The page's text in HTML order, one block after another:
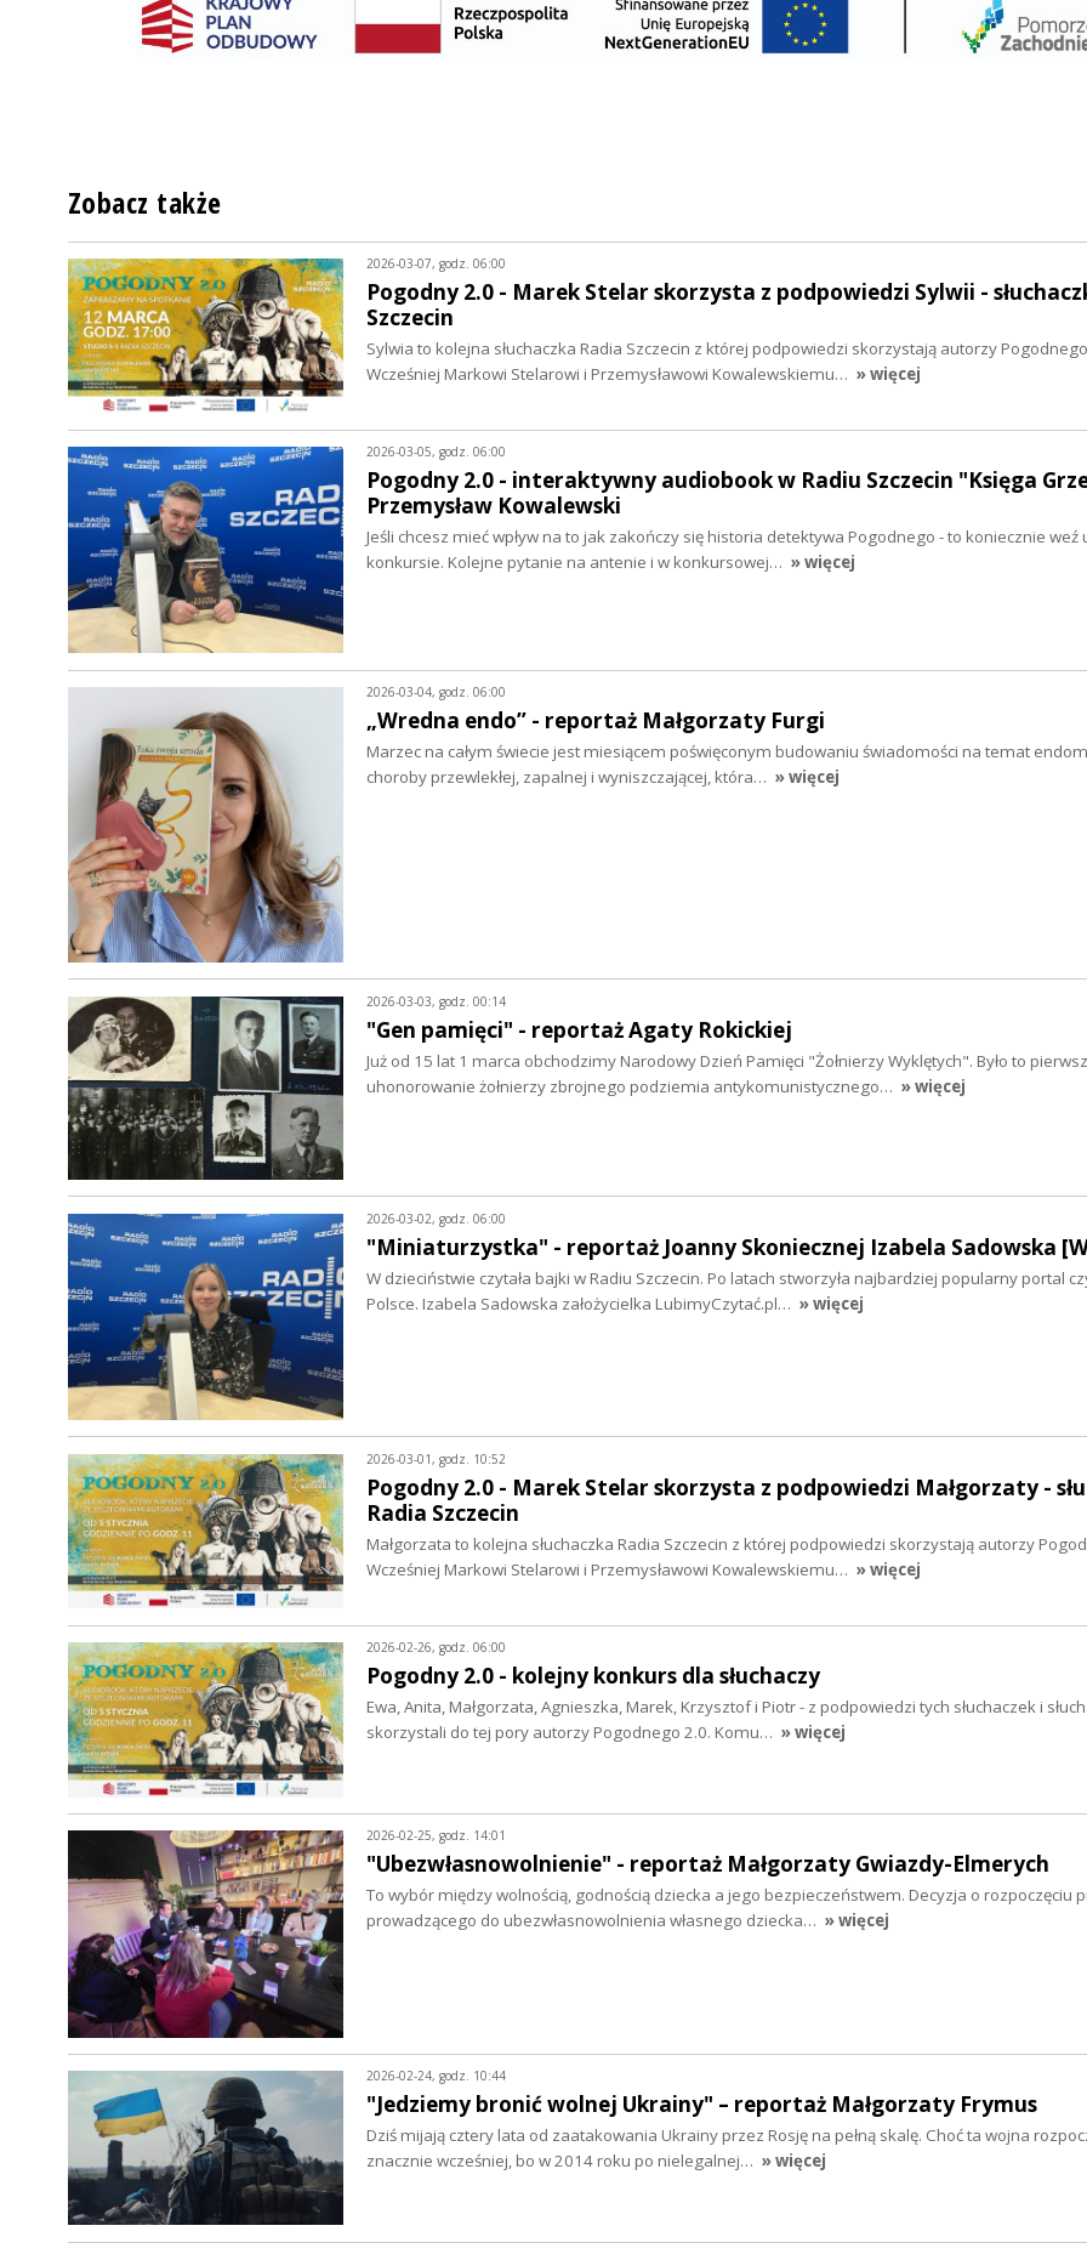
Zobacz także
2026-03-07, godz. 06:00
Pogodny 2.0 - Marek Stelar skorzysta z podpowiedzi Sylwii -
Szczecin
Sylwia to kolejna słuchaczka Radia Szczecin z której podpowiedzi skorzystają autorzy
Wcześniej Markowi Stelarowi i Przemysławowi Kowalewskiemu… » więcej
2026-03-05, godz. 06:00
Pogodny 2.0 - interaktywny audiobook w Radiu Szczecin "Księga
Przemysław Kowalewski
Jeśli chcesz mieć wpływ na to jak zakończy się historia detektywa Pogodnego - to koniecznie weź
konkursie. Kolejne pytanie na antenie i w konkursowej… » więcej
2026-03-04, godz. 06:00
„Wredna endo” - reportaż Małgorzaty Furgi
Marzec na całym świecie jest miesiącem poświęconym budowaniu świadomości na temat
choroby przewlekłej, zapalnej i wyniszczającej, która… » więcej
2026-03-03, godz. 00:14
"Gen pamięci" - reportaż Agaty Rokickiej
Już od 15 lat 1 marca obchodzimy Narodowy Dzień Pamięci "Żołnierzy Wyklętych". Było to
uhonorowanie żołnierzy zbrojnego podziemia antykomunistycznego… » więcej
2026-03-02, godz. 06:00
"Miniaturzystka" - reportaż Joanny Skoniecznej Izabela Sadowska
W dzieciństwie czytała bajki w Radiu Szczecin. Po latach stworzyła najbardziej popularny portal
Polsce. Izabela Sadowska założycielka LubimyCzytać.pl… » więcej
2026-03-01, godz. 10:52
Pogodny 2.0 - Marek Stelar skorzysta z podpowiedzi Małgorzaty -
Radia Szczecin
Małgorzata to kolejna słuchaczka Radia Szczecin z której podpowiedzi skorzystają autorzy
Wcześniej Markowi Stelarowi i Przemysławowi Kowalewskiemu… » więcej
2026-02-26, godz. 06:00
Pogodny 2.0 - kolejny konkurs dla słuchaczy
Ewa, Anita, Małgorzata, Agnieszka, Marek, Krzysztof i Piotr - z podpowiedzi tych słuchaczek i
skorzystali do tej pory autorzy Pogodnego 2.0. Komu… » więcej
2026-02-25, godz. 14:01
"Ubezwłasnowolnienie" - reportaż Małgorzaty Gwiazdy-Elmerych
To wybór między wolnością, godnością dziecka a jego bezpieczeństwem. Decyzja o rozpoczęciu
prowadzącego do ubezwłasnowolnienia własnego dziecka… » więcej
2026-02-24, godz. 10:44
"Jedziemy bronić wolnej Ukrainy" – reportaż Małgorzaty Frymus
Dziś mijają cztery lata od zaatakowania Ukrainy przez Rosję na pełną skalę. Choć ta wojna
znacznie wcześniej, bo w 2014 roku po nielegalnej… » więcej